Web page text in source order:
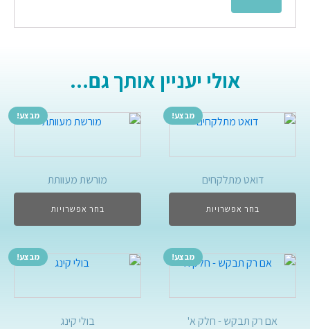
אולי יעניין אותך גם...
מבצע!
דואט מתלקחים
בחר אפשרויות
מבצע!
מורשת מעוותת
בחר אפשרויות
מבצע!
אם רק תבקש - חלק א'
מבצע!
בולי קינג